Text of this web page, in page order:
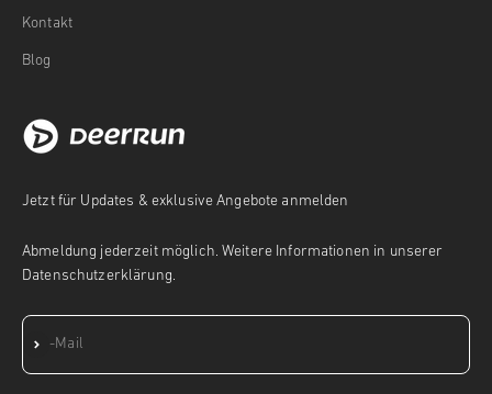
Kontakt
Blog
Jetzt für Updates & exklusive Angebote anmelden
Abmeldung jederzeit möglich. Weitere Informationen in unserer
Datenschutzerklärung.
E-Mail
Abonnieren